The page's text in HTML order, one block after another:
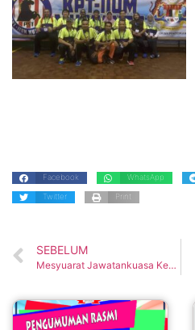
Facebook WhatsApp
Twitter Print
SEBELUM
Mesyuarat Jawatankuasa Ke-3 MYJuRF